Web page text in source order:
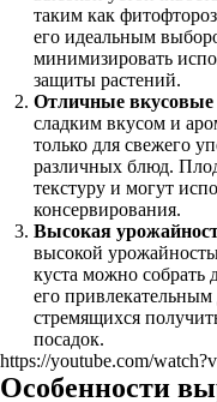
таким как
его идеальным
минимизировать
защиты растений.
Отличные вкусовые
сладким вкусом и
только для свежего
различных блюд.
текстуру и могут
консервирования.
Высокая
высокой
куста можно собрать
его
стремящихся
посадок.
https://youtube.com/
Особенности